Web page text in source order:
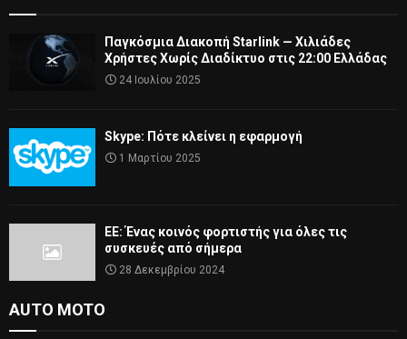
Παγκόσμια Διακοπή Starlink — Χιλιάδες
Χρήστες Χωρίς Διαδίκτυο στις 22:00 Ελλάδας
24 Ιουλίου 2025
Skype: Πότε κλείνει η εφαρμογή
1 Μαρτίου 2025
ΕΕ: Ένας κοινός φορτιστής για όλες τις
συσκευές από σήμερα
28 Δεκεμβρίου 2024
AUTO MOTO